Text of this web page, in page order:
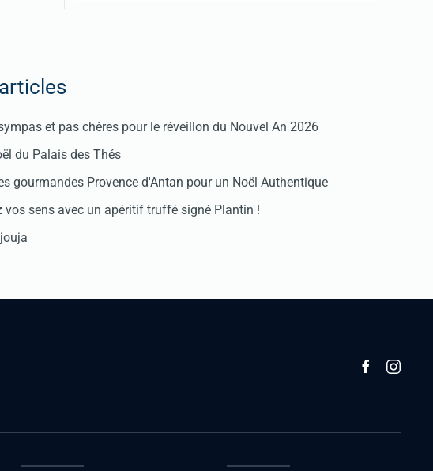
et pas chères pour le réveillon du Nouvel An 2026
du Palais des Thés
gourmandes Provence d'Antan pour un Noël Authentique
vos sens avec un apéritif truffé signé Plantin !